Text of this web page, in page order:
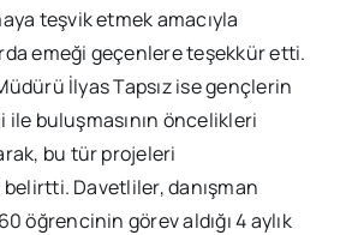
teşvik etmek amacıyla
emeği geçenlere teşekkür etti.
İlyas Tapsız ise gençlerin
ile buluşmasının öncelikleri
bu tür projeleri
Davetliler, danışman
öğrencinin görev aldığı 4 aylık